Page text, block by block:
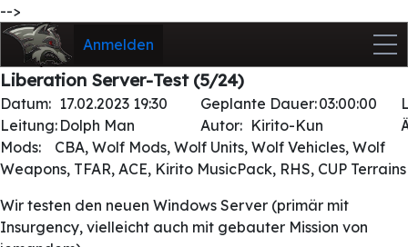
-->
Anmelden
Liberation Server-Test (5/24)
Datum: 17.02.2023 19:30 Geplante Dauer:03:00:00
Leitung: Dolph Man Autor: Kirito-Kun
Mods:
CBA, Wolf Mods, Wolf Units, Wolf Vehicles, Wolf
Weapons, TFAR, ACE, Kirito MusicPack, RHS, CUP Terrains
Wir testen den neuen Windows Server (primär mit
Insurgency, vielleicht auch mit gebauter Mission von